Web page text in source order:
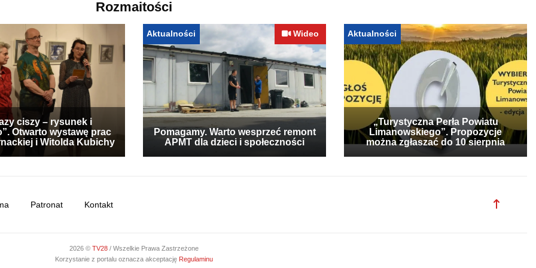
Rozmaitości
ciszy – rysunek i
Otwarto wystawę prac
i Witolda Kubichy
Aktualności Wideo
Pomagamy. Warto wesprzeć remont
APMT dla dzieci i społeczności
Aktualności
„Turystyczna Perła Powiatu
Limanowskiego”. Propozycje
można zgłaszać do 10 sierpnia
Patronat Kontakt
2026 © TV28 / Wszelkie Prawa Zastrzeżone
Korzystanie z portalu oznacza akceptację Regulaminu